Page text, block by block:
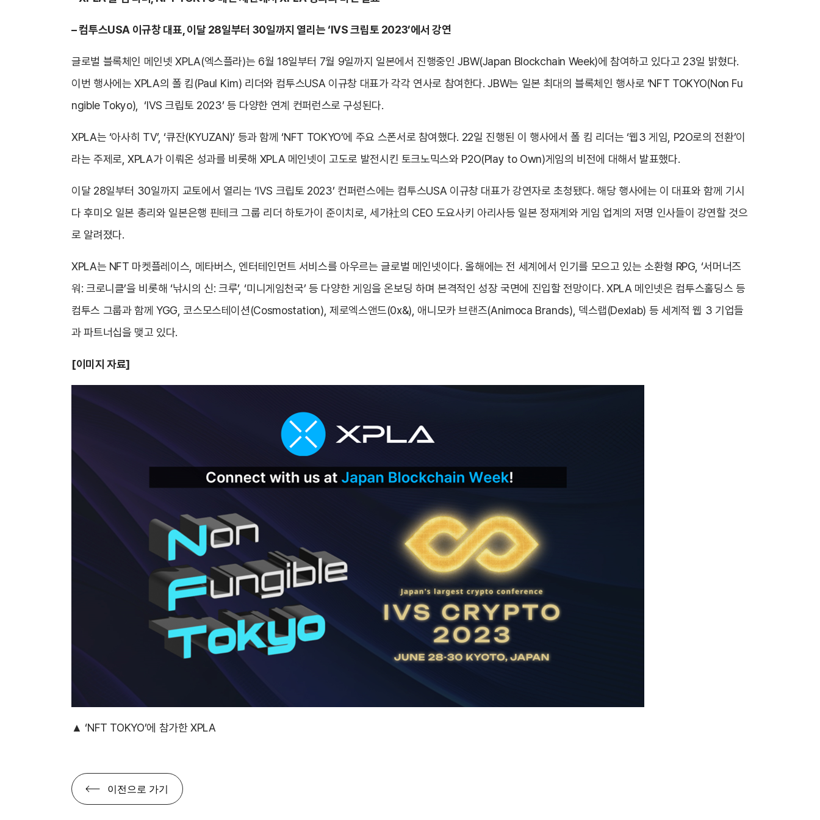
– 컴투스USA 이규창 대표, 이달 28일부터 30일까지 열리는 ‘IVS 크립토 2023’에서 강연
글로벌 블록체인 메인넷 XPLA(엑스플라)는 6월 18일부터 7월 9일까지 일본에서 진행중인 JBW(Japan Blockchain Week)에 참여하고 있다고 23일 밝혔다.
이번 행사에는 XPLA의 폴 킴(Paul Kim) 리더와 컴투스USA 이규창 대표가 각각 연사로 참여한다. JBW는 일본 최대의 블록체인 행사로 ‘NFT TOKYO(Non Fu
ngible Tokyo), ‘IVS 크립토 2023’ 등 다양한 연계 컨퍼런스로 구성된다.
XPLA는 ‘아사히 TV’, ‘큐잔(KYUZAN)’ 등과 함께 ‘NFT TOKYO’에 주요 스폰서로 참여했다. 22일 진행된 이 행사에서 폴 킴 리더는 ‘웹3 게임, P2O로의 전환’이
라는 주제로, XPLA가 이뤄온 성과를 비롯해 XPLA 메인넷이 고도로 발전시킨 토크노믹스와 P2O(Play to Own)게임의 비전에 대해서 발표했다.
이달 28일부터 30일까지 교토에서 열리는 ‘IVS 크립토 2023’ 컨퍼런스에는 컴투스USA 이규창 대표가 강연자로 초청됐다. 해당 행사에는 이 대표와 함께 기시
다 후미오 일본 총리와 일본은행 핀테크 그룹 리더 하토가이 준이치로, 세가社의 CEO 도요사키 아리사등 일본 정재계와 게임 업계의 저명 인사들이 강연할 것으
로 알려졌다.
XPLA는 NFT 마켓플레이스, 메타버스, 엔터테인먼트 서비스를 아우르는 글로벌 메인넷이다. 올해에는 전 세계에서 인기를 모으고 있는 소환형 RPG, ‘서머너즈
워: 크로니클’을 비롯해 ‘낚시의 신: 크루’, ‘미니게임천국’ 등 다양한 게임을 온보딩 하며 본격적인 성장 국면에 진입할 전망이다. XPLA 메인넷은 컴투스홀딩스 등
컴투스 그룹과 함께 YGG, 코스모스테이션(Cosmostation), 제로엑스앤드(0x&), 애니모카 브랜즈(Animoca Brands), 덱스랩(Dexlab) 등 세계적 웹 3 기업들
과 파트너십을 맺고 있다.
[이미지 자료]
▲ ‘NFT TOKYO’에 참가한 XPLA
이전으로 가기